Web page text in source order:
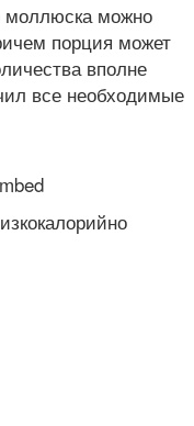
моллюска можно
порция может
вполне
все необходимые